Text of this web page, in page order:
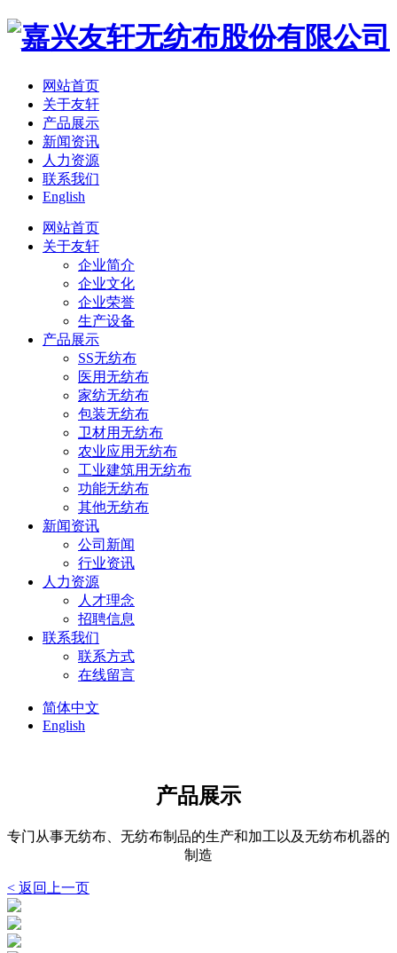
网站首页
关于友轩
产品展示
新闻资讯
人力资源
联系我们
English
网站首页
关于友轩
企业简介
企业文化
企业荣誉
生产设备
产品展示
SS无纺布
医用无纺布
家纺无纺布
包装无纺布
卫材用无纺布
农业应用无纺布
工业建筑用无纺布
功能无纺布
其他无纺布
新闻资讯
公司新闻
行业资讯
人力资源
人才理念
招聘信息
联系我们
联系方式
在线留言
简体中文
English
产品展示
专门从事无纺布、无纺布制品的生产和加工以及无纺布机器的
制造
< 返回上一页